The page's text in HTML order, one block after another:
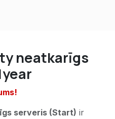
neatkarīgs
serveris (Start) ir